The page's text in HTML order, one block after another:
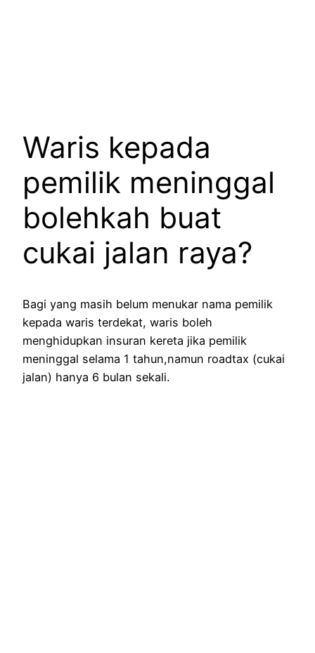
Waris kepada
pemilik meninggal
bolehkah buat
cukai jalan raya?
Bagi yang masih belum menukar nama pemilik
kepada waris terdekat, waris boleh
menghidupkan insuran kereta jika pemilik
meninggal selama 1 tahun,namun roadtax (cukai
jalan) hanya 6 bulan sekali.